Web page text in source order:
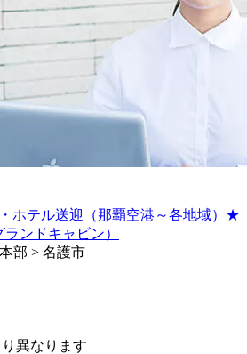
ホテル送迎（那覇空港～各地域）★
ンドキャビン）
部 > 名護市
異なります